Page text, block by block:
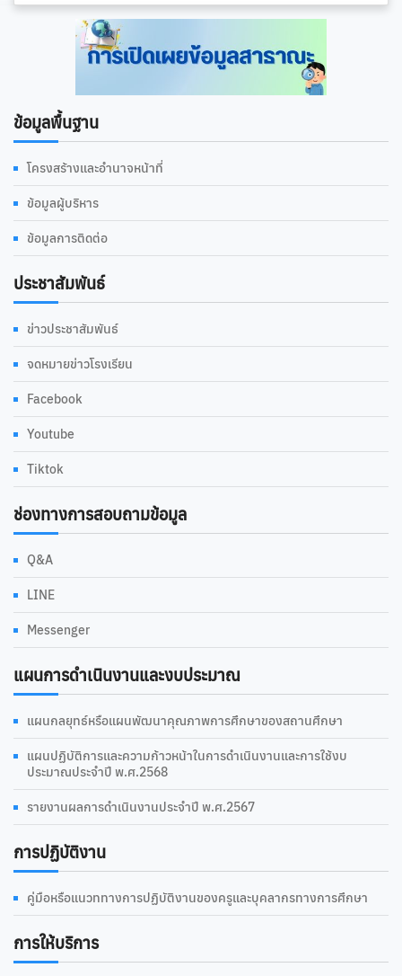
ข้อมูลพื้นฐาน
โครงสร้างและอำนาจหน้าที่
ข้อมูลผู้บริหาร
ข้อมูลการติดต่อ
ประชาสัมพันธ์
ข่าวประชาสัมพันธ์
จดหมายข่าวโรงเรียน
Facebook
Youtube
Tiktok
ช่องทางการสอบถามข้อมูล
Q&A
LINE
Messenger
แผนการดำเนินงานและงบประมาณ
แผนกลยุทธ์หรือแผนพัฒนาคุณภาพการศึกษาของสถานศึกษา
แผนปฏิบัติการและความก้าวหน้าในการดำเนินงานและการใช้งบ
ประมาณประจำปี พ.ศ.2568
รายงานผลการดำเนินงานประจำปี พ.ศ.2567
การปฏิบัติงาน
คู่มือหรือแนวททางการปฏิบัติงานของครูและบุคลากรทางการศึกษา
การให้บริการ